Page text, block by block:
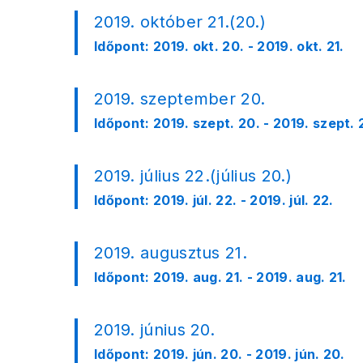
2019. október 21.(20.)
Időpont: 2019. okt. 20. - 2019. okt. 21.
2019. szeptember 20.
Időpont: 2019. szept. 20. - 2019. szept.
2019. július 22.(július 20.)
Időpont: 2019. júl. 22. - 2019. júl. 22.
2019. augusztus 21.
Időpont: 2019. aug. 21. - 2019. aug. 21.
2019. június 20.
Időpont: 2019. jún. 20. - 2019. jún. 20.